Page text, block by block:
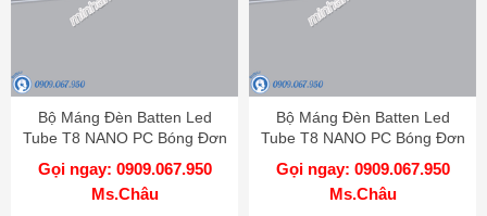
Bộ Máng Đèn Batten Led
Tube T8 NANO PC Bóng Đơn
MPE 1m2
Gọi ngay: 0909.067.950
Ms.Châu
Bộ Máng Đèn Batten Led
Tube T8 NANO PC Bóng Đơn
MPE 60cm
Gọi ngay: 0909.067.950
Ms.Châu